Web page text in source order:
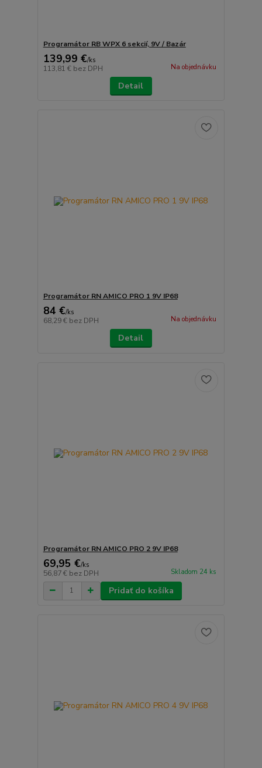
Programátor RB WPX 6 sekcií, 9V / Bazár
139,99 €/ks
113,81 € bez DPH Na objednávku
Detail
Programátor RN AMICO PRO 1 9V IP68
84 €/ks
68,29 € bez DPH Na objednávku
Detail
Programátor RN AMICO PRO 2 9V IP68
69,95 €/ks
56,87 € bez DPH Skladom 24 ks
Pridať do košíka